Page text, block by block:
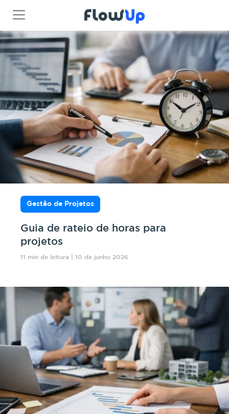
Gestão de Projetos
Guia de rateio de horas para
projetos
11 min de leitura | 10 de junho 2026